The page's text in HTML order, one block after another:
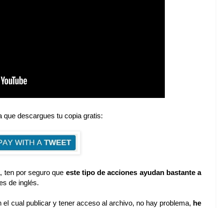
que descargues tu copia gratis:
ten por seguro que este tipo de acciones ayudan bastante a
de inglés.
cual publicar y tener acceso al archivo, no hay problema, he